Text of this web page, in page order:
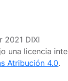
2021 DIXI
una licencia
Atribución 4.0.